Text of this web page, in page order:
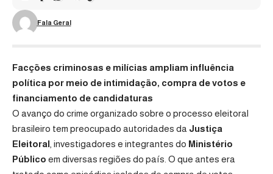
Fala Geral
Facções criminosas e milícias ampliam influência
política por meio de intimidação, compra de votos e
financiamento de candidaturas
O avanço do crime organizado sobre o processo eleitoral
brasileiro tem preocupado autoridades da Justiça
Eleitoral , investigadores e integrantes do Ministério
Público em diversas regiões do país. O que antes era